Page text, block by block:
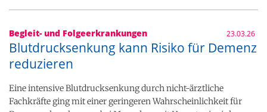
Begleit- und Folgeerkrankungen 23.03.26
Blutdrucksenkung kann Risiko für Demenz
reduzieren
Eine intensive Blutdrucksenkung durch nicht-ärztliche
Fachkräfte ging mit einer geringeren Wahrscheinlichkeit für